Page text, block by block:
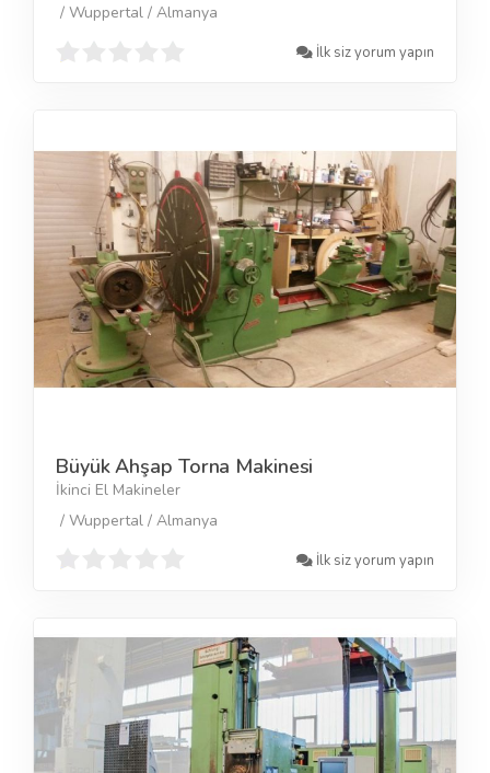
/ Wuppertal / Almanya
İlk siz yorum yapın
Büyük Ahşap Torna Makinesi
İkinci El Makineler
/ Wuppertal / Almanya
İlk siz yorum yapın